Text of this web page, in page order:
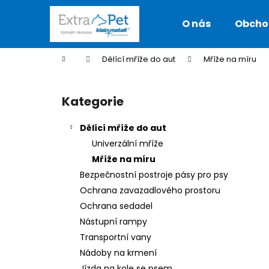
O nás
Domů Dělící mříže do aut Mříže na míru
Přeskočit
kategorie
Kategorie
Dělící mříže do aut
Univerzální mříže
Mříže na míru
Bezpečnostní postroje pásy pro psy
Ochrana zavazadlového prostoru
Ochrana sedadel
Nástupní rampy
Transportní vany
Nádoby na krmení
í
Zpět
do
Zpět
do
KLEINMETALL ROADMASTER DELUXE